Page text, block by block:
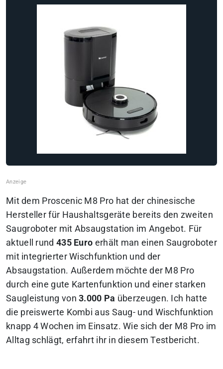
Mit dem Proscenic M8 Pro hat der chinesische
Hersteller für Haushaltsgeräte bereits den zweiten
Saugroboter mit Absaugstation im Angebot. Für
aktuell rund 435 Euro erhält man einen Saugroboter
mit integrierter Wischfunktion und der
Absaugstation. Außerdem möchte der M8 Pro
durch eine gute Kartenfunktion und einer starken
Saugleistung von3.000 Pa überzeugen. Ich hatte
die preiswerte Kombi aus Saug- und Wischfunktion
knapp 4 Wochen im Einsatz. Wie sich der M8 Pro im
Alltag schlägt, erfahrt ihr in diesem Testbericht.